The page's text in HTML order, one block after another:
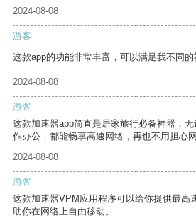
2024-08-08
游客
这款app的功能非常丰富，可以满足我不同的
2024-08-08
游客
这款加速器app简直是居家旅行必备神器，
作办公，都能畅享高速网络，再也不用担心网
2024-08-08
游客
这款加速器VPM应用程序可以给你提供最高
助你在网络上自由移动。